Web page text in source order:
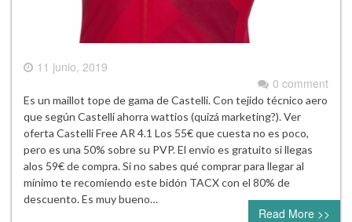
11 junio, 2019
0 comment
Es un maillot tope de gama de Castelli. Con tejido técnico aero
que según Castelli ahorra wattios (quizá marketing?). Ver
oferta Castelli Free AR 4.1 Los 55€ que cuesta no es poco,
pero es una 50% sobre su PVP. El envio es gratuito si llegas
alos 59€ de compra. Si no sabes qué comprar para llegar al
mínimo te recomiendo este bidón TACX con el 80% de
descuento. Es muy bueno…
Read More >>